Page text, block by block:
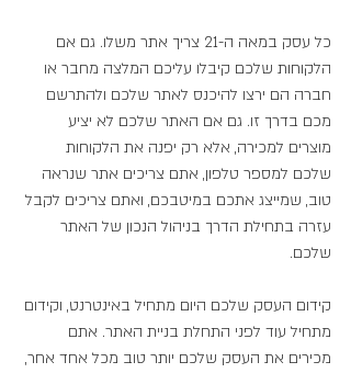
כל עסק במאה ה-21 צריך אתר משלו. גם אם
הלקוחות שלכם קיבלו עליכם המלצה מחבר או
חברה הם ירצו להיכנס לאתר שלכם ולהתרשם
מכם בדרך זו. גם אם האתר שלכם לא יציע
מוצרים למכירה, אלא רק יפנה את הלקוחות
שלכם למספר טלפון, אתם צריכים אתר שנראה
טוב, שמייצג אתכם במיטבכם, ואתם צריכים לקבל
עזרה בתחילת הדרך בניהול הנכון של האתר
שלכם.
קידום העסק שלכם היום מתחיל באינטרנט, וקידום
מתחיל עוד לפני התחלת בניית האתר. אתם
מכירים את העסק שלכם יותר טוב מכל אחד אחר,